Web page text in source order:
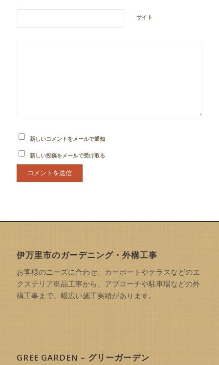
サイト
新しいコメントをメールで通知
新しい投稿をメールで受け取る
伊万里市のガーデニング・外構工事
お客様のニーズに合わせ、カーポートやテラスなどのエ
クステリア単品工事から、アプローチや駐車場などの外
構工事まで、幅広い施工実績があります。
GREE GARDEN – グリーガーデン